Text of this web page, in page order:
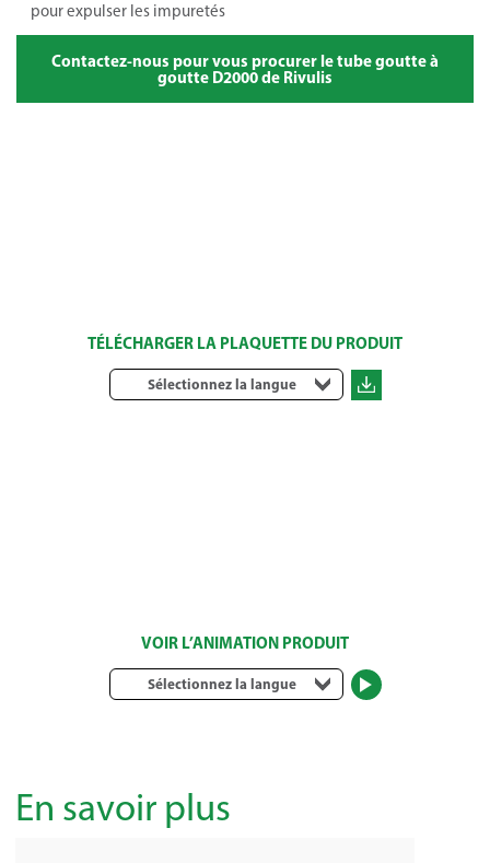
pour expulser les impuretés
Contactez-nous pour vous procurer le tube goutte à
goutte D2000 de Rivulis
TÉLÉCHARGER LA PLAQUETTE DU PRODUIT
Sélectionnez la langue
VOIR L’ANIMATION PRODUIT
Sélectionnez la langue
En savoir plus